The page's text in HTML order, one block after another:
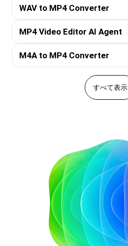
WAV to MP4 Converter
MP4 Video Editor AI Agent
M4A to MP4 Converter
すべて表示